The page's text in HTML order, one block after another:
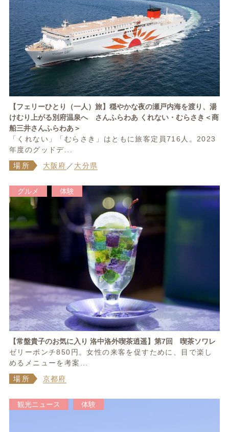
【フェリーひとり（一人）旅】穏やかな夜の瀬戸内海を渡り、湯
けむり上がる別府温泉へ さんふらわあ くれない・むらさき＜商
船三井さんふらわあ＞
「くれない」「むらさき」はともに旅客定員716人。2023
年度のグッドデ...
場所
大阪府 ／ 大分県
グルメ 体験
【常盤貴子のお気に入り 洛中洛外喫茶逍遥】第7回 喫茶ソワレ
ゼリーポンチ850円。女性の来客を促すために、目で楽し
めるメニューを考案...
場所
京都府
観光ニュース 体験